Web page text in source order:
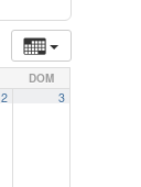
DOM
2 3